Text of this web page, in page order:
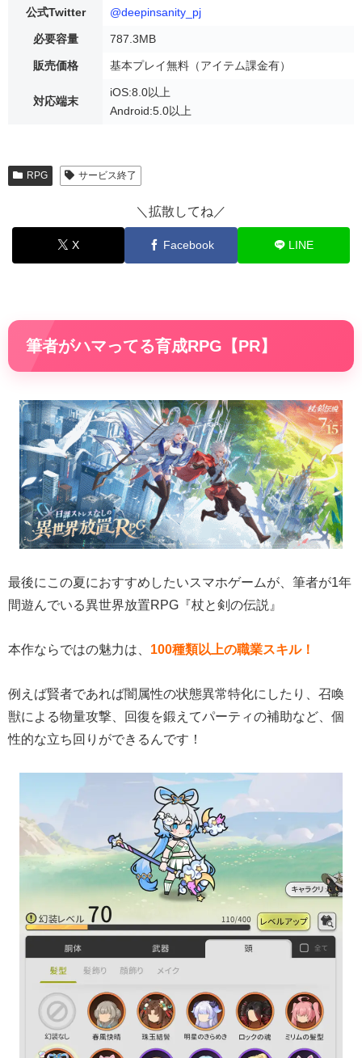
公式Twitter @deepinsanity_pj
必要容量 787.3MB
販売価格 基本プレイ無料（アイテム課金有）
対応端末
iOS:8.0以上
Android:5.0以上
RPG サービス終了
＼拡散してね／
X Facebook LINE
筆者がハマってる育成RPG【PR】
最後にこの夏におすすめしたいスマホゲームが、筆者が1年
間遊んでいる異世界放置RPG『杖と剣の伝説』
本作ならではの魅力は、 100種類以上の職業スキル！
例えば賢者であれば闇属性の状態異常特化にしたり、召喚
獣による物量攻撃、回復を鍛えてパーティの補助など、個
性的な立ち回りができるんです！